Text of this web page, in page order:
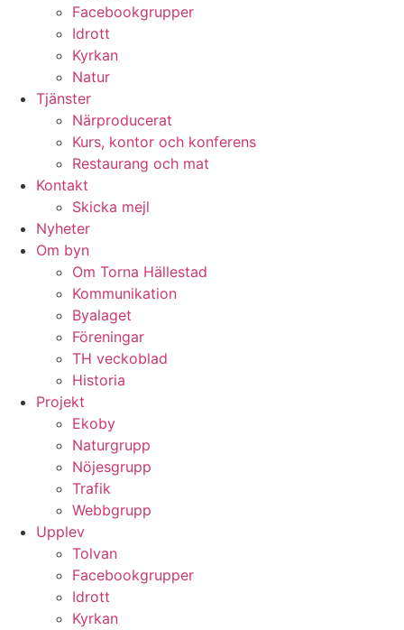
Facebookgrupper
Idrott
Kyrkan
Natur
Tjänster
Närproducerat
Kurs, kontor och konferens
Restaurang och mat
Kontakt
Skicka mejl
Nyheter
Om byn
Om Torna Hällestad
Kommunikation
Byalaget
Föreningar
TH veckoblad
Historia
Projekt
Ekoby
Naturgrupp
Nöjesgrupp
Trafik
Webbgrupp
Upplev
Tolvan
Facebookgrupper
Idrott
Kyrkan